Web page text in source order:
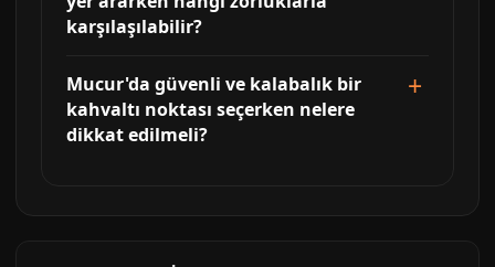
karşılaşılabilir?
Mucur'da güvenli ve kalabalık bir
kahvaltı noktası seçerken nelere
dikkat edilmeli?